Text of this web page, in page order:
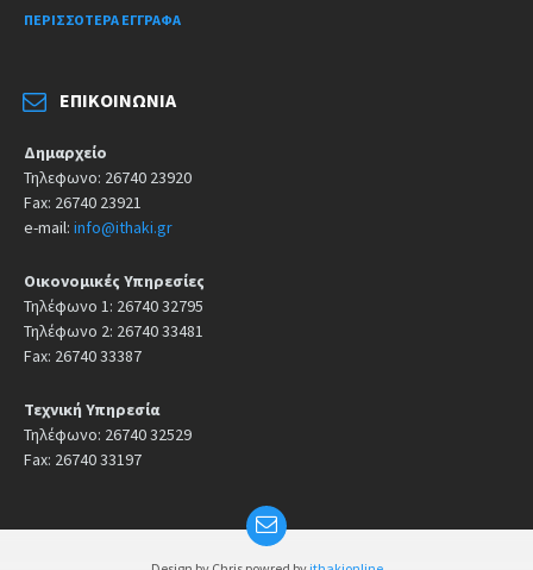
ΠΕΡΙΣΣΌΤΕΡΑ ΈΓΓΡΑΦΑ
ΕΠΙΚΟΙΝΩΝΊΑ
Δημαρχείο
Τηλεφωνο: 26740 23920
Fax: 26740 23921
e-mail: info@ithaki.gr
Οικονομικές Υπηρεσίες
Τηλέφωνο 1: 26740 32795
Τηλέφωνο 2: 26740 33481
Fax: 26740 33387
Τεχνική Υπηρεσία
Τηλέφωνο: 26740 32529
Fax: 26740 33197